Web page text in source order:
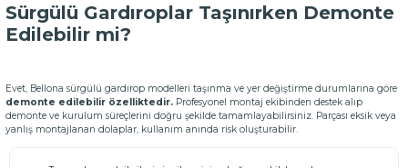
Sürgülü Gardıroplar Taşınırken Demonte
Edilebilir mi?
Evet, Bellona sürgülü gardırop modelleri taşınma ve yer değiştirme durumlarına göre
demonte edilebilir özelliktedir. Profesyonel montaj ekibinden destek alıp
demonte ve kurulum süreçlerini doğru şekilde tamamlayabilirsiniz. Parçası eksik veya
yanlış montajlanan dolaplar, kullanım anında risk oluşturabilir.